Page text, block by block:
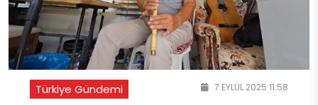
Türkiye Gündemi 7 EYLÜL 2025 11:58